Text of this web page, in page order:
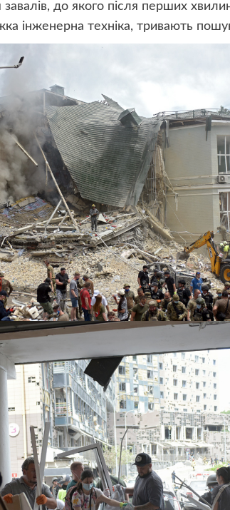
завалів, до якого після перших
інженерна техніка, тривають